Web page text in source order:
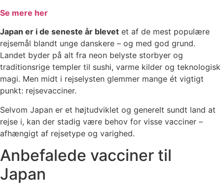
Se mere her
Japan er i de seneste år blevet et af de mest populære
rejsemål blandt unge danskere – og med god grund.
Landet byder på alt fra neon belyste storbyer og
traditionsrige templer til sushi, varme kilder og teknologisk
magi. Men midt i rejselysten glemmer mange ét vigtigt
punkt: rejsevacciner.
Selvom Japan er et højtudviklet og generelt sundt land at
rejse i, kan der stadig være behov for visse vacciner –
afhængigt af rejsetype og varighed.
Anbefalede vacciner til
Japan